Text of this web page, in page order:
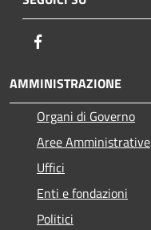
AMMINISTRAZIONE
Organi di Governo
Aree Amministrative
Uffici
Enti e fondazioni
Politici